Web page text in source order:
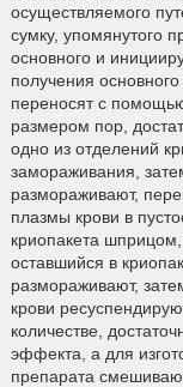
осуществляемого
сумку, упомянутого
основного и
получения
переносят с
размером пор,
одно из отделений
замораживания,
размораживают,
плазмы крови в
криопакета
оставшийся в
размораживают,
крови
количестве,
эффекта, а для
препарата